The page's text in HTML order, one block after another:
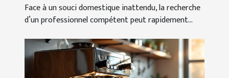
Face à un souci domestique inattendu, la recherche
d’un professionnel compétent peut rapidement...